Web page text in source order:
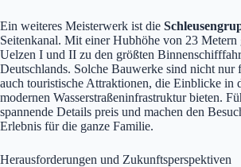
Ein weiteres Meisterwerk ist die
Seitenkanal. Mit einer Hubhöhe von 23 Metern
Uelzen I und II zu den größten
Deutschlands. Solche Bauwerke sind nicht nur
auch touristische Attraktionen, die Einblicke in
modernen Wasserstraßeninfrastruktur bieten.
spannende Details preis und machen den
Erlebnis für die ganze Familie.
Herausforderungen und Zukunftsperspektiven